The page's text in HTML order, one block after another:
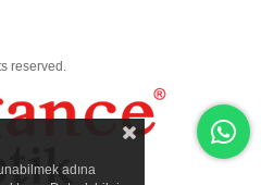
reserved.
adına